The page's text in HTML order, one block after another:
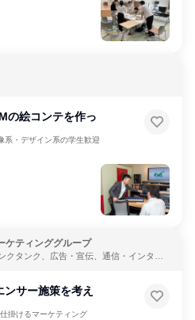
の絵コンテを作っ
系・デザイン系の学生歓迎
ケティンググループ
クタンク、広告・宣伝、通信・インター
ンサー施策を考え
掛けるマーケティング